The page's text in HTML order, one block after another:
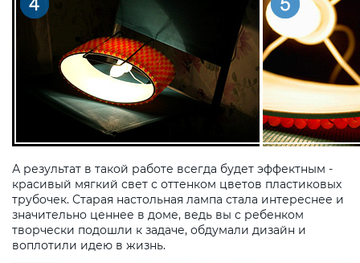
А результат в такой работе всегда будет эффектным -
красивый мягкий свет с оттенком цветов пластиковых
трубочек. Старая настольная лампа стала интереснее и
значительно ценнее в доме, ведь вы с ребенком
творчески подошли к задаче, обдумали дизайн и
воплотили идею в жизнь.